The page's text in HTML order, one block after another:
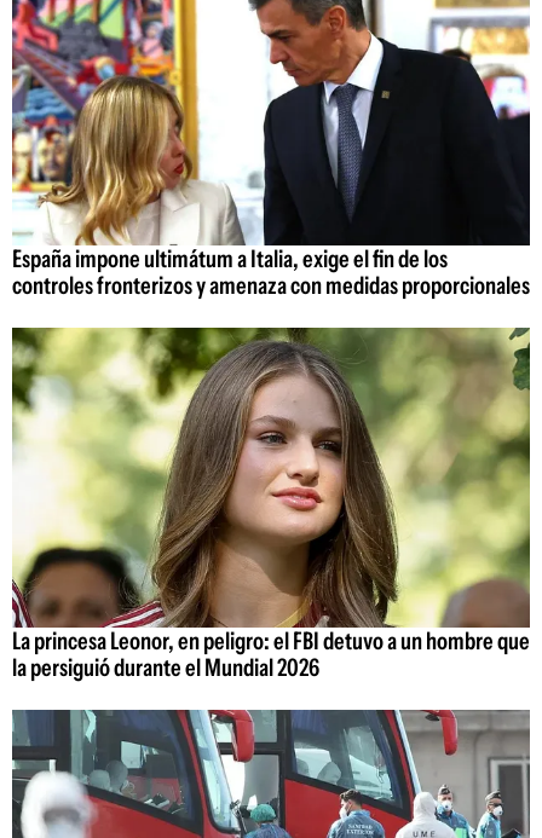
España impone ultimátum a Italia, exige el fin de los
controles fronterizos y amenaza con medidas proporcionales
La princesa Leonor, en peligro: el FBI detuvo a un hombre que
la persiguió durante el Mundial 2026